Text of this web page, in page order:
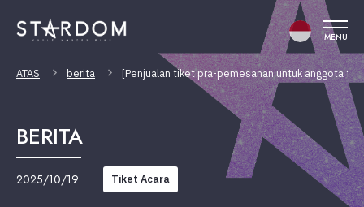
MENU
ATAS berita [Penjualan tiket pra-pemesanan untuk anggota
BERITA
2025/10/19 Tiket Acara